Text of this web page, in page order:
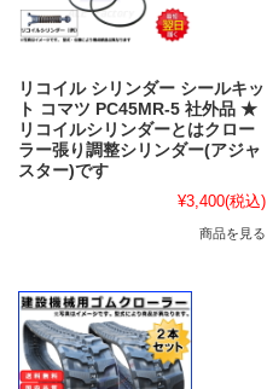
リコイル シリンダー シールキッ
ト コマツ PC45MR-5 社外品 ★
リコイルシリンダーとはクロー
ラー張り調整シリンダー(アジャ
スター)です
¥3,400(税込)
商品を見る